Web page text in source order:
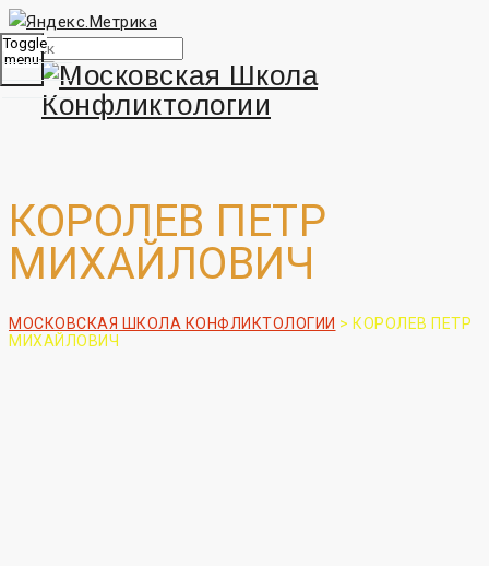
Toggle
menu
КОРОЛЕВ ПЕТР
МИХАЙЛОВИЧ
МОСКОВСКАЯ ШКОЛА КОНФЛИКТОЛОГИИ > КОРОЛЕВ ПЕТР
МИХАЙЛОВИЧ